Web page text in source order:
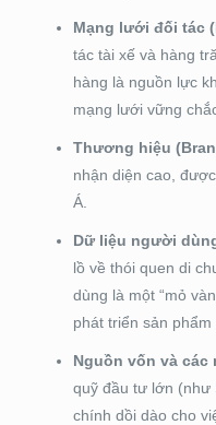
Mạng lưới đối tác
tác tài xế và hàng
hàng là nguồn lực
mạng lưới vững
Thương hiệu
nhận diện cao,
Á.
Dữ liệu người
lồ về thói quen di
dùng là một “mỏ
phát triển sản phẩm
Nguồn vốn và các
quỹ đầu tư lớn (như
chính dồi dào cho